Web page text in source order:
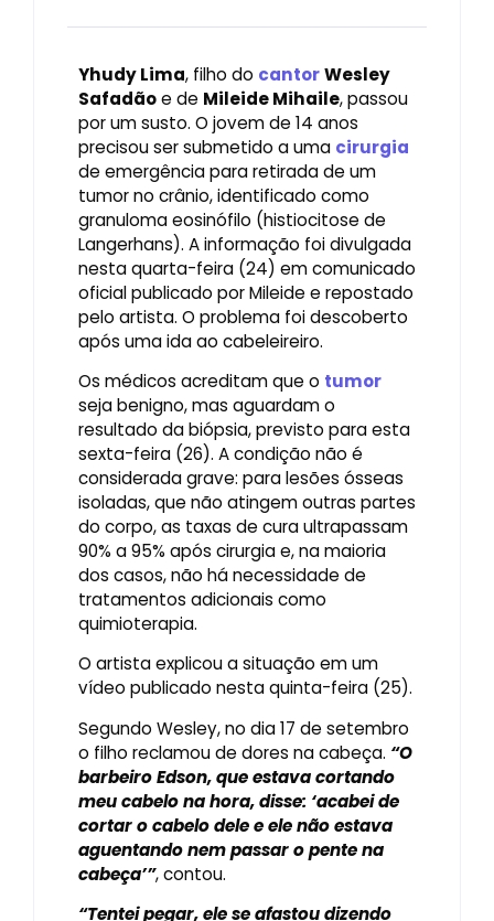
Yhudy Lima, filho do cantorWesley
Safadãoe de Mileide Mihaile, passou
por um susto. O jovem de 14 anos
precisou ser submetido a uma cirurgia
de emergência para retirada de um
tumor no crânio, identificado como
granuloma eosinófilo (histiocitose de
Langerhans). A informação foi divulgada
nesta quarta-feira (24) em comunicado
oficial publicado por Mileide e repostado
pelo artista. O problema foi descoberto
após uma ida ao cabeleireiro.
Os médicos acreditam que o tumor
seja benigno, mas aguardam o
resultado da biópsia, previsto para esta
sexta-feira (26). A condição não é
considerada grave: para lesões ósseas
isoladas, que não atingem outras partes
do corpo, as taxas de cura ultrapassam
90% a 95% após cirurgia e, na maioria
dos casos, não há necessidade de
tratamentos adicionais como
quimioterapia.
O artista explicou a situação em um
vídeo publicado nesta quinta-feira (25).
Segundo Wesley, no dia 17 de setembro
o filho reclamou de dores na cabeça. “O
barbeiro Edson, que estava cortando
meu cabelo na hora, disse: ‘acabei de
cortar o cabelo dele e ele não estava
aguentando nem passar o pente na
cabeça’”, contou.
“Tentei pegar, ele se afastou dizendo